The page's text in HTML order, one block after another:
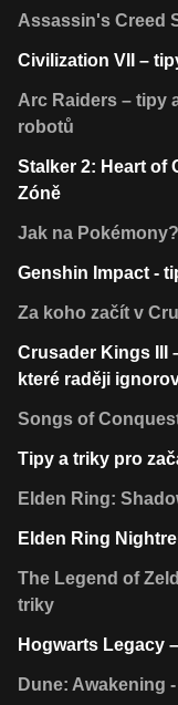
Assassin's Creed
Civilization VII –
Arc Raiders – tipy
robotů
Stalker 2: Heart of
Zóně
Jak na
Genshin Impact -
Za koho začít v
Crusader Kings III
které raději
Songs of
Tipy a triky pro
Elden Ring:
Elden Ring
The Legend of
triky
Hogwarts Legacy
Dune: Awakening